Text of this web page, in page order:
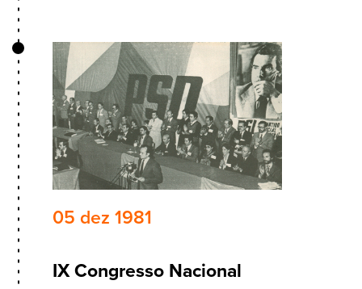
05 dez 1981
IX Congresso Nacional